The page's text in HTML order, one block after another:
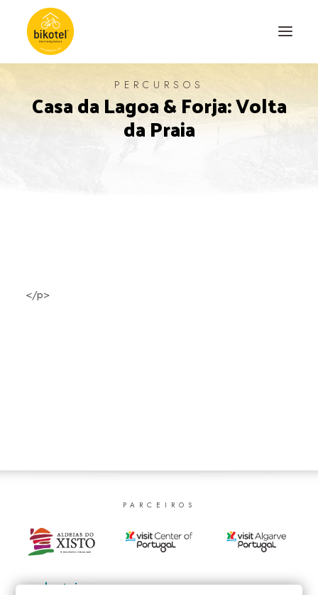
SOBRE NÓS
PERCURSOS
Casa da Lagoa & Forja: Volta
da Praia
</p>
PARCEIROS